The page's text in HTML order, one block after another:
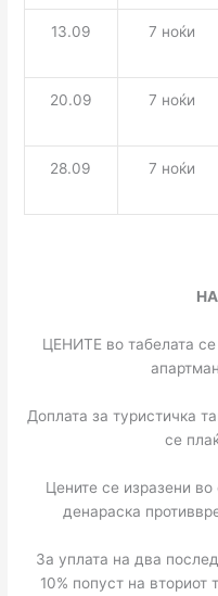
13.09 7 ноќи
20.09 7 ноќи
28.09 7 ноќи
ЦЕНИТЕ во табелата
Доплата за туристичка
се
Цените се изразени
денараска
За уплата на два
10% попуст на